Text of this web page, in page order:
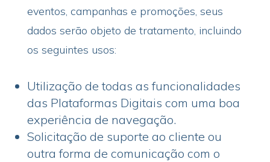
eventos, campanhas e promoções, seus
dados serão objeto de tratamento, incluindo
os seguintes usos:
Utilização de todas as funcionalidades
das Plataformas Digitais com uma boa
experiência de navegação.
Solicitação de suporte ao cliente ou
outra forma de comunicação com o